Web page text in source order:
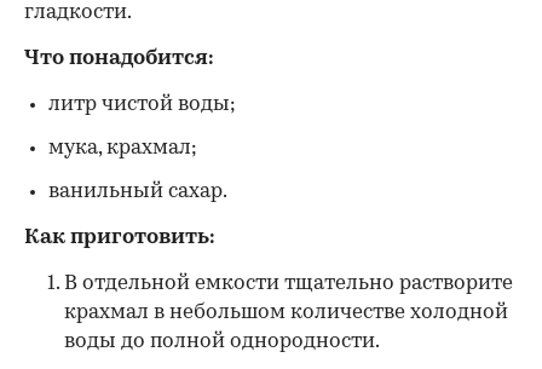
гладкости.
Что понадобится:
литр чистой воды;
мука, крахмал;
ванильный сахар.
Как приготовить:
В отдельной емкости тщательно растворите
крахмал в небольшом количестве холодной
воды до полной однородности.